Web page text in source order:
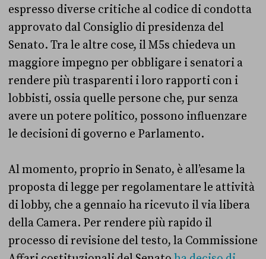
espresso diverse critiche al codice di condotta
approvato dal Consiglio di presidenza del
Senato. Tra le altre cose, il M5s chiedeva un
maggiore impegno per obbligare i senatori a
rendere più trasparenti i loro rapporti con i
lobbisti, ossia quelle persone che, pur senza
avere un potere politico, possono influenzare
le decisioni di governo e Parlamento.
Al momento, proprio in Senato, è all’esame la
proposta di legge per regolamentare le attività
di lobby, che a gennaio ha ricevuto il via libera
della Camera. Per rendere più rapido il
processo di revisione del testo, la Commissione